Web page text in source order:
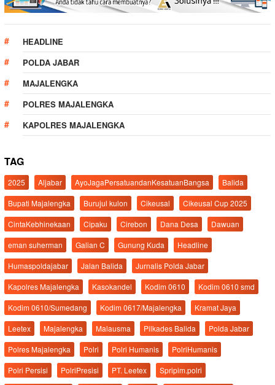
HEADLINE
POLDA JABAR
MAJALENGKA
POLRES MAJALENGKA
KAPOLRES MAJALENGKA
TAG
2025 Aljabar AyoJagaPersatuandanKesatuanBangsa
Balida
Bupati Majalengka
Burujul kulon Cikeusal
Cikeusal Cup 2025
CintaKebhinekaan
Cipaku Cirebon Dana Desa
Dawuan
eman suherman
Galian C Gunung Kuda
Headline
Humaspoldajabar
Jalan Balida
Jurnalis Polda Jabar
Kapolres Majalengka
Kasokandel Kodim 0610
Kodim 0610 smd
Kodim 0610/Sumedang
Kodim 0617/Majalengka
Kramat Jaya
Leetex
Majalengka Malausma Pilkades Balida
Polda Jabar
Polres Majalengka
Polri Polri Humanis
PolriHumanis
Polri Persisi
PolriPresisi PT. Leetex
Spripim.polri